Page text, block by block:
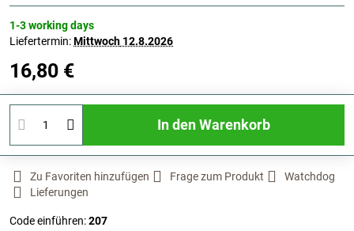
1-3 working days
Liefertermin:Mittwoch 12.8.2026
16,80 €
In den Warenkorb
Zu Favoriten hinzufügen Frage zum Produkt
Watchdog
Lieferungen
Code einführen:207